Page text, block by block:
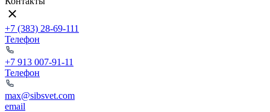
+7 (383) 28-69-111
Телефон
+7 913 007-91-11
Телефон
max@sibsvet.com
email